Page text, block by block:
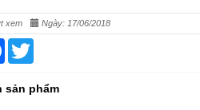
xem Ngày: 17/06/2018
Facebook
sản phẩm